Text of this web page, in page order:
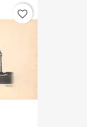
favorite_border